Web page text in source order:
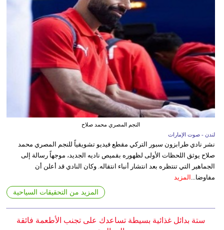
النجم المصري محمد صلاح
لندن - صوت الإمارات
نشر نادي طرابزون سبور التركي مقطع فيديو تشويقياً للنجم المصري محمد
صلاح يوثق اللحظات الأولى لظهوره بقميص ناديه الجديد، موجهاً رسالة إلى
الجماهير التي تنتظره بعد انتشار أنباء انتقاله. وكان النادي قد أعلن أن
مفاوضا... المزيد
المزيد من التحقيقات السياحية
ستة بدائل غذائية بسيطة تساعدك على تجنب الأطعمة فائقة